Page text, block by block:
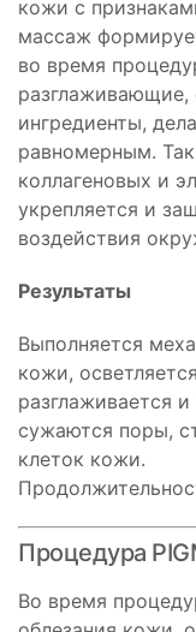
кожи с
массаж
во время
ингредиенты,
равномерным.
коллагеновых и
укрепляется и
воздействия
Результаты
Выполняется
кожи,
разглаживается
сужаются поры,
клеток кожи.
Процедура
Во время